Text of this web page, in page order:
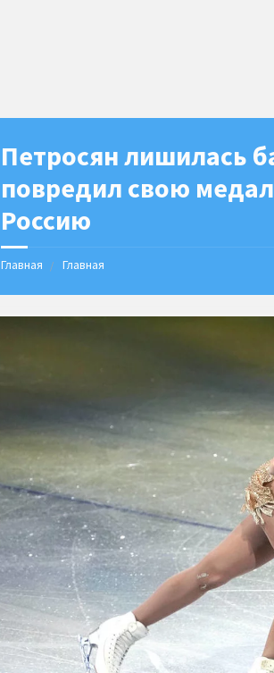
Петросян лишилась
повредил свою
Россию
Главная Главная